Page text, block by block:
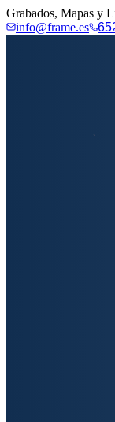
Grabados, Mapas y
info@frame.es